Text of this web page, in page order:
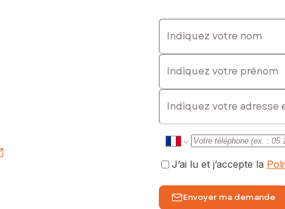
Indiquez votre nom
Indiquez votre prénom
E-mail
J’ai lu et j’accepte la
Envoyer ma demande